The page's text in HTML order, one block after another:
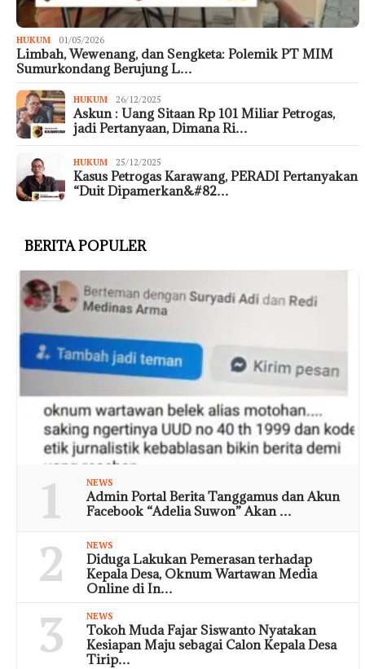
HUKUM 01/05/2026
Limbah, Wewenang, dan Sengketa: Polemik PT MIM
Sumurkondang Berujung L…
HUKUM 26/12/2025
Askun : Uang Sitaan Rp 101 Miliar Petrogas,
jadi Pertanyaan, Dimana Ri…
HUKUM 25/12/2025
Kasus Petrogas Karawang, PERADI Pertanyakan
“Duit Dipamerkan&#82…
BERITA POPULER
1 NEWS
Admin Portal Berita Tanggamus dan Akun
Facebook “Adelia Suwon” Akan …
2 NEWS
Diduga Lakukan Pemerasan terhadap
Kepala Desa, Oknum Wartawan Media
Online di In…
3 NEWS
Tokoh Muda Fajar Siswanto Nyatakan
Kesiapan Maju sebagai Calon Kepala Desa
Tirip…